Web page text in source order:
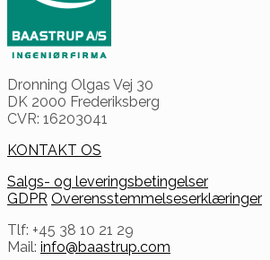
Dronning Olgas Vej 30
DK 2000 Frederiksberg
CVR: 16203041
KONTAKT OS
Salgs- og leveringsbetingelser
GDPR Overensstemmelseserklæringer
Tlf: +45 38 10 21 29
Mail: info@baastrup.com